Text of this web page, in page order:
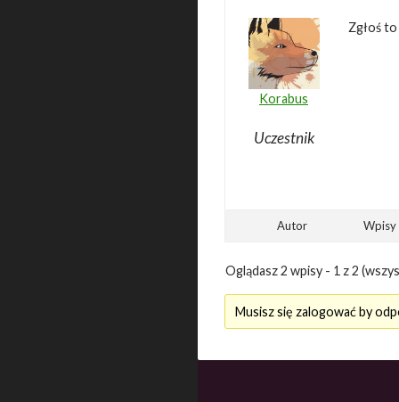
Korabus
Uczestnik
Zgłoś
Autor Wpisy
Oglądasz 2 wpisy - 1 z 2
Musisz się zalogować by